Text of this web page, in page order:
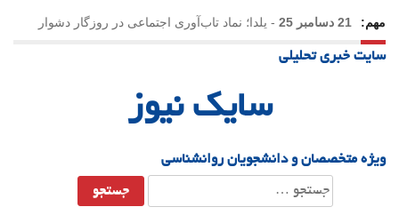
مهم: 21 دسامبر 25 - یلدا؛ نماد تاب‌آوری اجتماعی در روزگار دشوار
سایت خبری تحلیلی
سایک نیوز
ویژه متخصصان و دانشجویان روانشناسی
جستجو
برای: